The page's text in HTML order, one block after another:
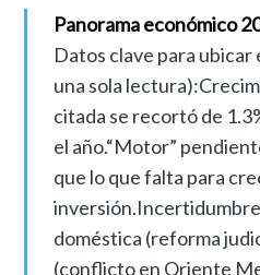
Panorama económico
Datos clave para ubicar
una sola
citada se recortó de
el año.“Motor”
que lo que falta para
doméstica (reforma
(conflicto en Oriente